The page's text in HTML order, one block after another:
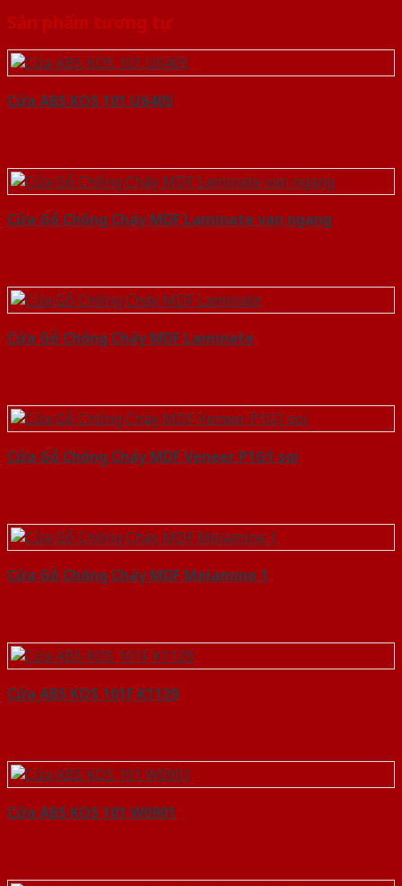
Sản phẩm tương tự
Cửa ABS KOS 101 U6405
Cửa Gỗ Chống Cháy MDF Laminate van ngang
Cửa Gỗ Chống Cháy MDF Laminate
Cửa Gỗ Chống Cháy MDF Veneer P1G1 soi
Cửa Gỗ Chống Cháy MDF Melamine 1
Cửa ABS KOS 101F K1129
Cửa ABS KOS 101 W0901